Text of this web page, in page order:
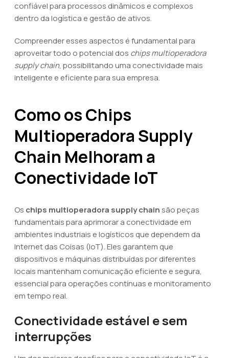
confiável para processos dinâmicos e complexos
dentro da logística e gestão de ativos.
Compreender esses aspectos é fundamental para
aproveitar todo o potencial dos chips multioperadora
supply chain, possibilitando uma conectividade mais
inteligente e eficiente para sua empresa.
Como os Chips
Multioperadora Supply
Chain Melhoram a
Conectividade IoT
Os chips multioperadora supply chain são peças
fundamentais para aprimorar a conectividade em
ambientes industriais e logísticos que dependem da
Internet das Coisas (IoT). Eles garantem que
dispositivos e máquinas distribuídas por diferentes
locais mantenham comunicação eficiente e segura,
essencial para operações contínuas e monitoramento
em tempo real.
Conectividade estável e sem
interrupções